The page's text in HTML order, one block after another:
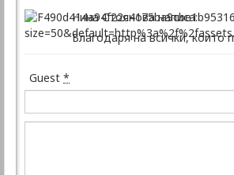
Нина Стоянова написа:
Благодаря на всички, които
Guest *